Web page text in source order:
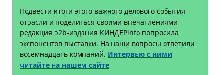
Подвести итоги этого важного делового события
отрасли и поделиться своими впечатлениями
редакция b2b-издания КИНДЕРinfo попросила
экспонентов выставки. На наши вопросы ответили
восемнадцать компаний. Интервью с ними
читайте на нашем сайте.